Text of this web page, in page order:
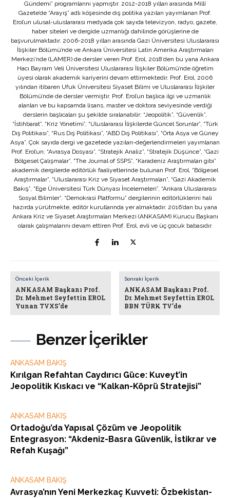
Benzer İçerikler
ANKASAM BAKIŞ
Kırılgan Refahtan Caydırıcı Güce: Kuveyt’in
Jeopolitik Kıskacı ve “Kalkan-Köprü Stratejisi”
ANKASAM BAKIŞ
Ortadoğu’da Yapısal Çözüm ve Jeopolitik
Entegrasyon: “Akdeniz-Basra Güvenlik, İstikrar ve
Refah Kuşağı”
ANKASAM BAKIŞ
Avrasya’nın Yeni Merkezkaç Kuvveti: Özbekistan-
Gündemi” programlarını yapmıştır. 2012-2018 yılları arasında Millî
Gazete’de “Arayış” adlı köşesinde dış politika yazıları yayımlanan Prof.
Erol’un ulusal-uluslararası medyada çok sayıda televizyon, radyo, gazete,
haber siteleri ve dergide uzmanlığı dahilinde görüşlerine de
başvurulmaktadır. 2006-2018 yılları arasında Gazi Üniversitesi Uluslararası
İlişkiler Bölümü’nde ve Ankara Üniversitesi Latin Amerika Araştırmaları
Merkezi’nde (LAMER) de dersler veren Prof. Erol, 2018’den bu yana Ankara
Hacı Bayram Veli Üniversitesi Uluslararası İlişkiler Bölümü’nde öğretim
üyesi olarak akademik kariyerini devam ettirmektedir. Prof. Erol, 2006
yılından itibaren Ufuk Üniversitesi Siyaset Bilimi ve Uluslararası İlişkiler
Bölümü’nde de dersler vermiştir. Prof. Erol’un başlıca ilgi ve uzmanlık
alanları ve bu kapsamda lisans, master ve doktora seviyesinde verdiği
derslerin başlıcaları şu şekilde sıralanabilir: “Jeopolitik”, “Güvenlik”,
“İstihbarat”, “Kriz Yönetimi”, “Uluslararası İlişkilerde Güncel Sorunlar”, “Türk
Dış Politikası”, “Rus Dış Politikası”, “ABD Dış Politikası”, “Orta Asya ve Güney
Asya”. Çok sayıda dergi ve gazetede yazıları-değerlendirmeleri yayımlanan
Prof. Erol’un; “Avrasya Dosyası”, “Stratejik Analiz”, “Stratejik Düşünce”, “Gazi
Bölgesel Çalışmalar”, “The Journal of SSPS”, “Karadeniz Araştırmaları gibi”
akademik dergilerde editörlük faaliyetlerinde bulunan Prof. Erol, “Bölgesel
Araştırmalar”, “Uluslararası Kriz ve Siyaset Araştırmaları”, “Gazi Akademik
Bakış”, “Ege Üniversitesi Türk Dünyası İncelemeleri”, “Ankara Uluslararası
Sosyal Bilimler”, “Demokrasi Platformu” dergilerinin editörlüklerini hali
hazırda yürütmekte, editör kurullarında yer almaktadır. 2016’dan bu yana
Ankara Kriz ve Siyaset Araştırmaları Merkezi (ANKASAM) Kurucu Başkanı
olarak çalışmalarını devam ettiren Prof. Erol, evli ve üç çocuk babasıdır.
Önceki İçerik
ANKASAM Başkanı Prof.
Dr. Mehmet Seyfettin EROL
Yunan TVXS’de
Sonraki İçerik
ANKASAM Başkanı Prof.
Dr. Mehmet Seyfettin EROL
BBN TÜRK TV’de